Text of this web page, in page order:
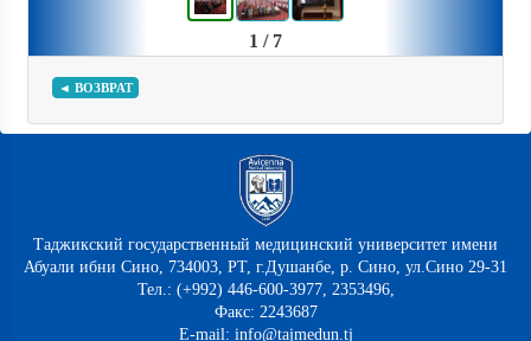
1 / 7
◄ ВОЗВРАТ
Таджикский государственный медицинский университет имени
Абуали ибни Сино, 734003, РТ, г.Душанбе, р. Сино, ул.Сино 29-31
Тел.: (+992) 446-600-3977, 2353496,
Факс: 2243687
E-mail: info@tajmedun.tj